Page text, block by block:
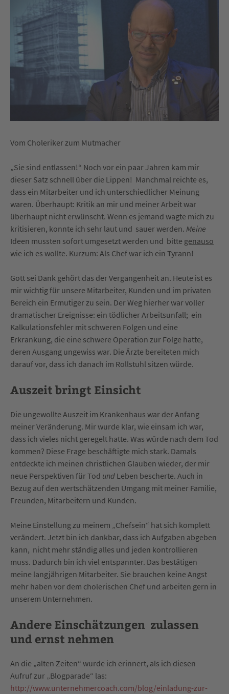
Vom Choleriker zum Mutmacher
„Sie sind entlassen!“ Noch vor ein paar Jahren kam mir
dieser Satz schnell über die Lippen! Manchmal reichte es,
dass ein Mitarbeiter und ich unterschiedlicher Meinung
waren. Überhaupt: Kritik an mir und meiner Arbeit war
überhaupt nicht erwünscht. Wenn es jemand wagte mich zu
kritisieren, konnte ich sehr laut und sauer werden. Meine
Ideen mussten sofort umgesetzt werden und bitte genauso
wie ich es wollte. Kurzum: Als Chef war ich ein Tyrann!
Gott sei Dank gehört das der Vergangenheit an. Heute ist es
mir wichtig für unsere Mitarbeiter, Kunden und im privaten
Bereich ein Ermutiger zu sein. Der Weg hierher war voller
dramatischer Ereignisse: ein tödlicher Arbeitsunfall; ein
Kalkulationsfehler mit schweren Folgen und eine
Erkrankung, die eine schwere Operation zur Folge hatte,
deren Ausgang ungewiss war. Die Ärzte bereiteten mich
darauf vor, dass ich danach im Rollstuhl sitzen würde.
Auszeit bringt Einsicht
Die ungewollte Auszeit im Krankenhaus war der Anfang
meiner Veränderung. Mir wurde klar, wie einsam ich war,
dass ich vieles nicht geregelt hatte. Was würde nach dem Tod
kommen? Diese Frage beschäftigte mich stark. Damals
entdeckte ich meinen christlichen Glauben wieder, der mir
neue Perspektiven für Tod und Leben bescherte. Auch in
Bezug auf den wertschätzenden Umgang mit meiner Familie,
Freunden, Mitarbeitern und Kunden.
Meine Einstellung zu meinem „Chefsein“ hat sich komplett
verändert. Jetzt bin ich dankbar, dass ich Aufgaben abgeben
kann, nicht mehr ständig alles und jeden kontrollieren
muss. Dadurch bin ich viel entspannter. Das bestätigen
meine langjährigen Mitarbeiter. Sie brauchen keine Angst
mehr haben vor dem cholerischen Chef und arbeiten gern in
unserem Unternehmen.
Andere Einschätzungen zulassen
und ernst nehmen
An die „alten Zeiten“ wurde ich erinnert, als ich diesen
Aufruf zur „Blogparade“ las:
http://www.unternehmercoach.com/blog/einladung-zur-